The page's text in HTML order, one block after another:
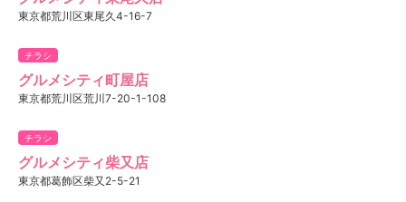
東京都荒川区東尾久4-16-7
チラシ
グルメシティ町屋店
東京都荒川区荒川7-20-1-108
チラシ
グルメシティ柴又店
東京都葛飾区柴又2-5-21